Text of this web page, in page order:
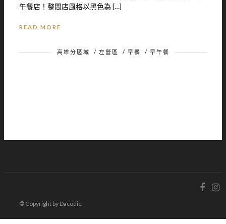
午餐店！整間店風格以黑色為 […]
READ MORE
高雄分區域 / 左營區 / 早餐 / 早午餐
© Copyright by Dacodie